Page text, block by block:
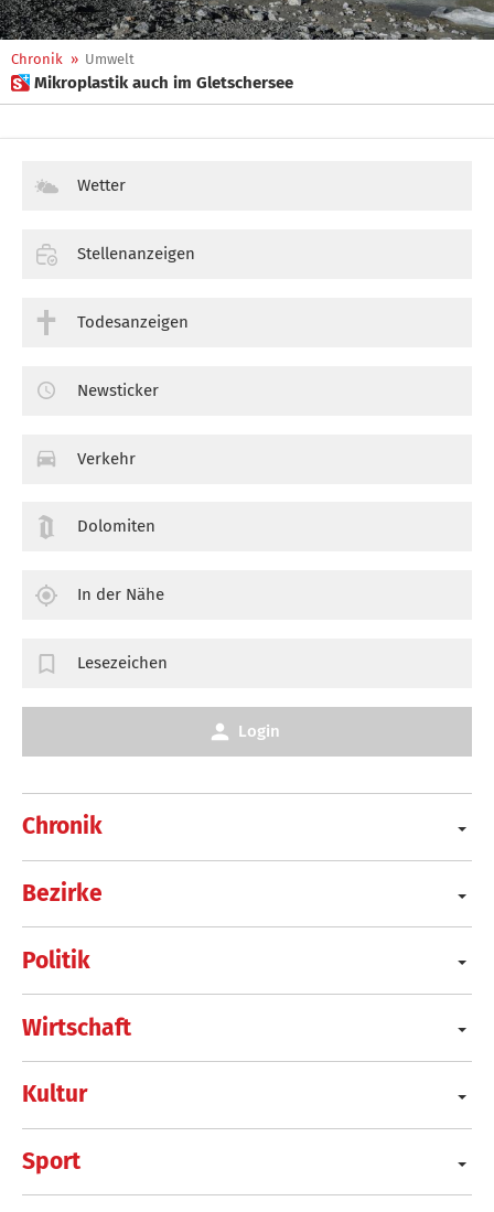
Chronik » Umwelt
 Mikroplastik auch im Gletschersee
Chronik
Bezirke
Politik
Wirtschaft
Kultur
Sport
Wetter
Stellenanzeigen
Todesanzeigen
Newsticker
Verkehr
Dolomiten
In der Nähe
Lesezeichen
Login